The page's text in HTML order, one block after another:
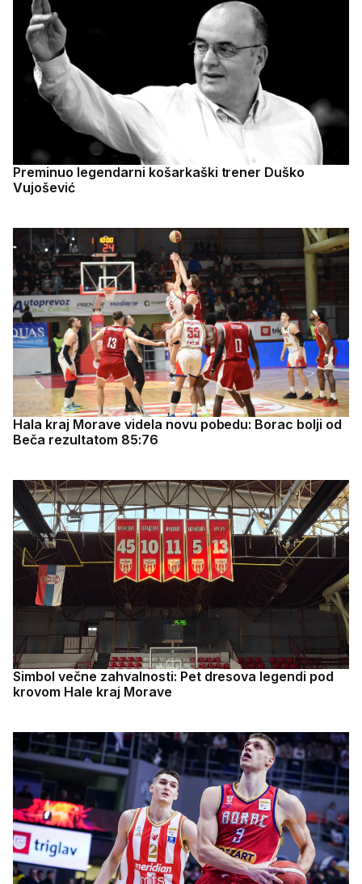
Preminuo legendarni košarkaški trener Duško
Vujošević
Hala kraj Morave videla novu pobedu: Borac bolji od
Beča rezultatom 85:76
Simbol večne zahvalnosti: Pet dresova legendi pod
krovom Hale kraj Morave